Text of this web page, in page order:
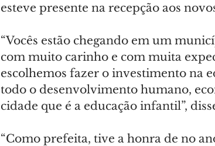
esteve presente na recepção aos
“Vocês estão chegando em um
com muito carinho e com muita
escolhemos fazer o investimento na
todo o desenvolvimento humano,
cidade que é a educação infantil”,
“Como prefeita, tive a honra de no